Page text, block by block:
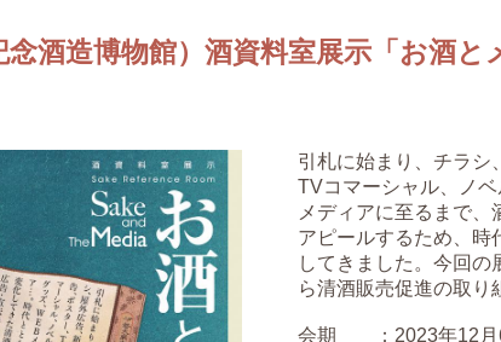
酒造博物館）酒資料室展示「お酒と
引札に始まり、チラシ
TVコマーシャル、ノ
メディアに至るまで
アピールするため、時
してきました。今回
ら清酒販売促進の取り
会期 ：2023年12月6